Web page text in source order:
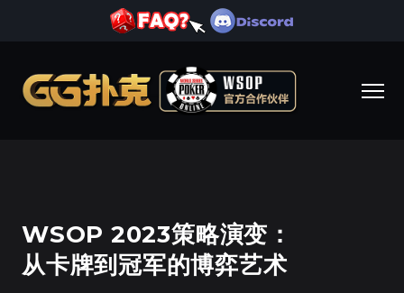
WSOP 2023策略演变：
从卡牌到冠军的博弈艺术